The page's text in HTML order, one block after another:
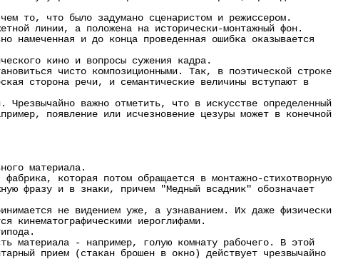
то, что было задумано сценаристом и режиссером.
линии, а положена на исторически-монтажный фон.
и до конца проведенная ошибка оказывается
кино и вопросы сужения кадра.
чисто композиционными. Так, в поэтической строке
сторона речи, и семантические величины вступают в
важно отметить, что в искусстве определенный
появление или исчезновение цезуры может в конечной
материала.
которая потом обращается в монтажно-стихотворную
фразу и в знаки, причем "Медный всадник" обозначает
не видением уже, а узнаванием. Их даже физически
иероглифами.
материала - например, голую комнату рабочего. В этой
прием (стакан брошен в окно) действует чрезвычайно